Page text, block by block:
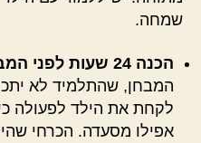
שמחה.
הכנה 24 שעות לפני המבחן:
המבחן, שהתלמיד לא
לקחת את הילד לפעולה
אפילו מסעדה. הכרחי